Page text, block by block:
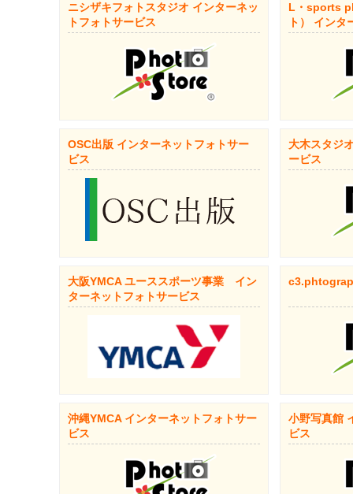
ニシザキフォトスタジオ インターネッ
トフォトサービス
L・sports
ト） インタ
OSC出版 インターネットフォトサー
ビス
大木スタジ
ービス
大阪YMCA ユーススポーツ事業 イン
ターネットフォトサービス
沖縄YMCA インターネットフォトサー
ビス
小野写真館
ビス